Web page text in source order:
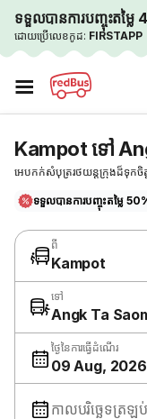
ទទួលបានការបញ្ចុះតម្លៃ
ដោយប្រើលេខកូដ: FIRSTAPP
☰
Kampot ទៅ
អេបកក់សំបុត្ររថយន្តក្រុងដ៏ទុកចិត្
ទទួលបានការបញ្ចុះតម្លៃ
ពី
Kampot
ទៅ
Angk Ta
ថ្ងៃនៃការធ្វើដំណើរ
09 Aug, 2026
កាលបរិច្ឆេទត្រឡ